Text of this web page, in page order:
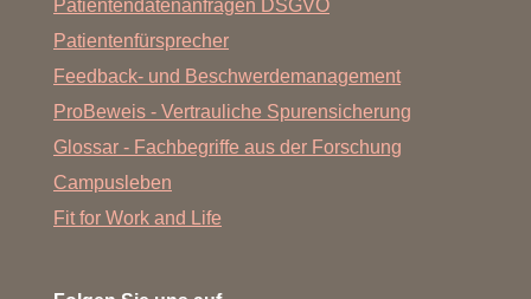
Patientendatenanfragen DSGVO
Patientenfürsprecher
Feedback- und Beschwerdemanagement
ProBeweis - Vertrauliche Spurensicherung
Glossar - Fachbegriffe aus der Forschung
Campusleben
Fit for Work and Life